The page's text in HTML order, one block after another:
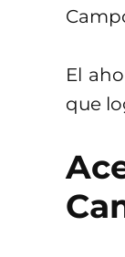
El
que